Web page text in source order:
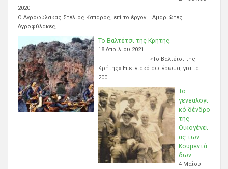
2020
Ο Αγροφύλακας Στέλιος Καπαρός, επί το έργον. Αμαριώτες
Αγροφύλακες,…
Το Βαλτέτσι της Κρήτης.
18 Απριλίου 2021
«Το Βαλτέτσι της
Κρήτης» Επετειακό αφιέρωμα, για τα
200…
Το
γενεαλογι
κό δένδρο
της
Οικογένει
ας των
Κουμεντά
δων.
4 Μαΐου